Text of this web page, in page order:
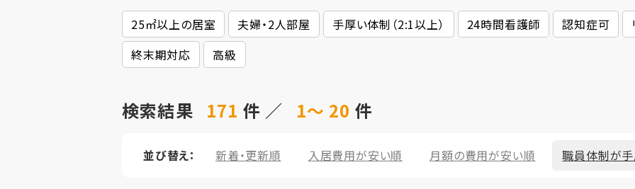
25㎡以上の居室 夫婦・2人部屋 手厚い体制（2:1以上） 24時間看護師 認知症可
終末期対応
高級
検索結果 171 件 ／ 1～ 20 件
並び替え： 新着・更新順 入居費用が安い順 月額の費用が安い順 職員体制が